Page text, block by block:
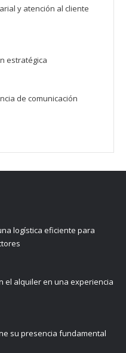
y atención al cliente
estratégica
de comunicación
logística eficiente para
el alquiler en una experiencia
su presencia fundamental